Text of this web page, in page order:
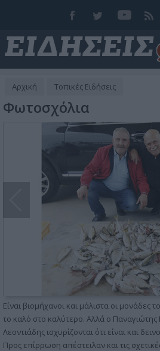
Αρχική Τοπικές Ειδήσεις
Φωτοσχόλια
Είναι βιομήχανοι και μάλιστα οι μονάδες
το καλό στο καλύτερο. Αλλά ο Παναγιώτης
Λεοντιάδης ισχυρίζονται ότι είναι και
Προς επίρρωση απέστειλαν και τις